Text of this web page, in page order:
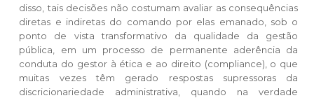
disso, tais decisões não costumam avaliar as consequências
diretas e indiretas do comando por elas emanado, sob o
ponto de vista transformativo da qualidade da gestão
pública, em um processo de permanente aderência da
conduta do gestor à ética e ao direito (compliance), o que
muitas vezes têm gerado respostas supressoras da
discricionariedade administrativa, quando na verdade